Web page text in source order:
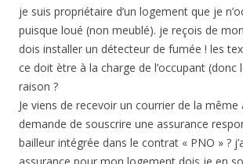
je suis propriétaire d’un logement que je
puisque loué (non meublé). je reçois de
dois installer un détecteur de fumée ! les
ce doit ètre à la charge de l’occupant (donc
raison ?
Je viens de recevoir un courrier de la même
demande de souscrire une assurance
bailleur intégrée dans le contrat « PNO » ?